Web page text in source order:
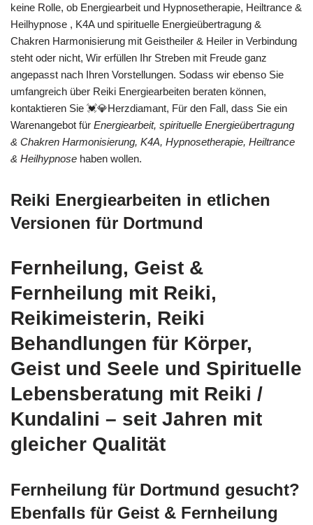
keine Rolle, ob Energiearbeit und Hypnosetherapie, Heiltrance &
Heilhypnose , K4A und spirituelle Energieübertragung &
Chakren Harmonisierung mit Geistheiler & Heiler in Verbindung
steht oder nicht, Wir erfüllen Ihr Streben mit Freude ganz
angepasst nach Ihren Vorstellungen. Sodass wir ebenso Sie
umfangreich über Reiki Energiearbeiten beraten können,
kontaktieren Sie 💓️💎Herzdiamant, Für den Fall, dass Sie ein
Warenangebot für Energiearbeit, spirituelle Energieübertragung
& Chakren Harmonisierung, K4A, Hypnosetherapie, Heiltrance
& Heilhypnose haben wollen.
Reiki Energiearbeiten in etlichen
Versionen für Dortmund
Fernheilung, Geist &
Fernheilung mit Reiki,
Reikimeisterin, Reiki
Behandlungen für Körper,
Geist und Seele und Spirituelle
Lebensberatung mit Reiki /
Kundalini – seit Jahren mit
gleicher Qualität
Fernheilung für Dortmund gesucht?
Ebenfalls für Geist & Fernheilung